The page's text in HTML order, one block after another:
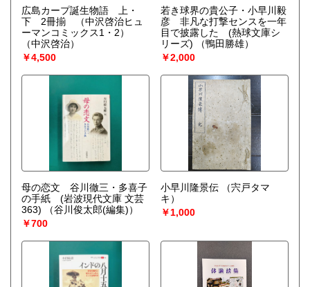
広島カープ誕生物語 上・
下 2冊揃 （中沢啓治ヒュ
ーマンコミックス1・2）
（中沢啓治）
￥4,500
若き球界の貴公子・小早川毅
彦 非凡な打撃センスを一年
目で披露した (熱球文庫シ
リーズ)
（鴨田勝雄）
￥2,000
母の恋文 谷川徹三・多喜子
の手紙 (岩波現代文庫 文芸
363)
（谷川俊太郎(編集)）
￥700
小早川隆景伝
（宍戸タマ
キ）
￥1,000